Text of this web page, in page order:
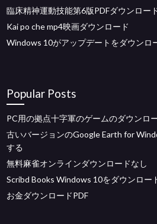
臨床精神運動技能第6版PDFダウンロー
Kai po che mp4映画ダウンロード
Windows 10がアップデートをダウンロ
Popular Posts
PC用の拠点十字軍のゲームのダウンロ
古いバージョンのGoogle Earth for
する
無料麻雀オンラインダウンロードなし
Scribd Books Windows 10をダウンロー
お金ダウンロードPDF